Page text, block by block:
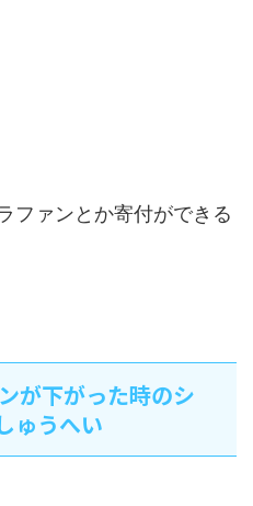
ファンとか寄付ができる
が下がった時のシ
ゅうへい